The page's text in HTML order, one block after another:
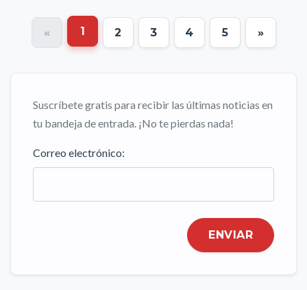
« 1 2 3 4 5 »
Suscríbete gratis para recibir las últimas noticias en
tu bandeja de entrada. ¡No te pierdas nada!
Correo electrónico:
ENVIAR